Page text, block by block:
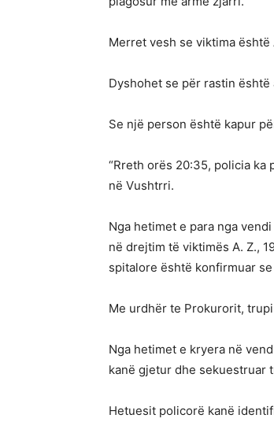
Merret vesh se viktima
Dyshohet se për rastin
Se një person është kapur
“Rreth orës 20:35, policia ka
në Vushtrri.
Nga hetimet e para nga
në drejtim të viktimës A. Z.,
spitalore është konfirmuar
Me urdhër te Prokurorit,
Nga hetimet e kryera në
kanë gjetur dhe sekuestruar
Hetuesit policorë kanë